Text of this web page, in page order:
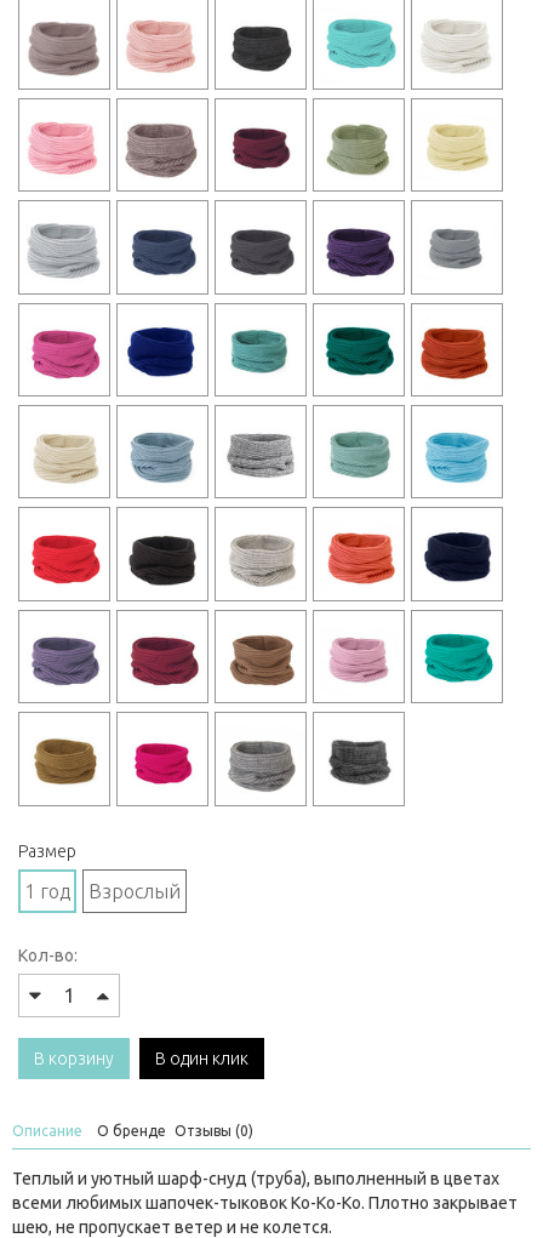
Размер
1 год Взрослый
Кол-во:
В корзину В один клик
Описание О бренде Отзывы (0)
Теплый и уютный шарф-снуд (труба), выполненный в цветах
всеми любимыхшапочек-тыковок Ko-Ko-Ko. Плотно закрывает
шею, не пропускает ветер и не колется.